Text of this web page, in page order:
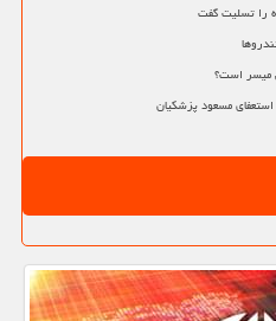
را تسلیت گفت
میسر است؟